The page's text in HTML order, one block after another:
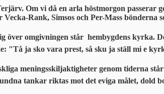
Om vi då en arla höstmorgon
Rank, Simsos och Per-Mass bönderna
över omgivningen står  hembygdens
"Tå ja sko vara prest, så sku ja ställ mi e
meningsskiljaktigheter genom tiderna
tankar riktas mot det eviga målet, dold